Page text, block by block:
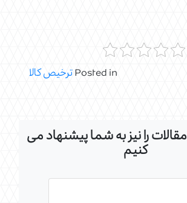
Posted inترخیص کالا
را نیز به شما پیشنهاد می
کنیم